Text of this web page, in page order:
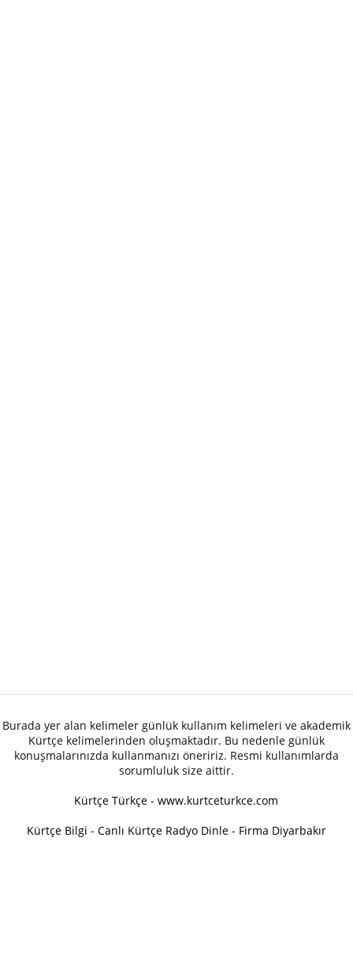
Burada yer alan kelimeler günlük kullanım kelimeleri ve akademik
Kürtçe kelimelerinden oluşmaktadır. Bu nedenle günlük
konuşmalarınızda kullanmanızı öneririz. Resmi kullanımlarda
sorumluluk size aittir.
Kürtçe Türkçe - www.kurtceturkce.com
Kürtçe Bilgi - Canlı Kürtçe Radyo Dinle - Firma Diyarbakır